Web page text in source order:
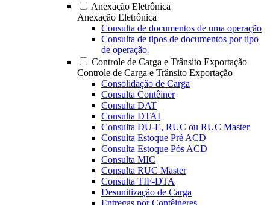
Anexação Eletrônica
Anexação Eletrônica
Consulta de documentos de uma operação
Consulta de tipos de documentos por tipo
de operação
Controle de Carga e Trânsito Exportação
Controle de Carga e Trânsito Exportação
Consolidação de Carga
Consulta Contêiner
Consulta DAT
Consulta DTAI
Consulta DU-E, RUC ou RUC Master
Consulta Estoque Pré ACD
Consulta Estoque Pós ACD
Consulta MIC
Consulta RUC Master
Consulta TIF-DTA
Desunitização de Carga
Entregas por Contêineres